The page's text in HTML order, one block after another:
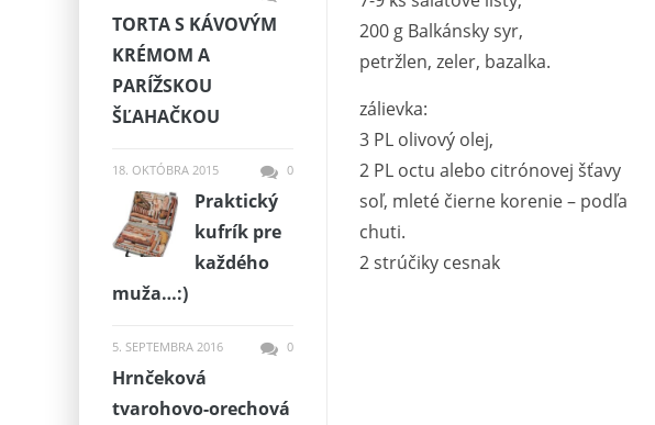
200 g Balkánsky syr,
petržlen, zeler, bazalka.
zálievka:
3 PL olivový olej,
2 PL octu alebo citrónovej šťavy
soľ, mleté ​​čierne korenie – podľa
chuti.
2 strúčiky cesnak
TORTA S KÁVOVÝM
KRÉMOM A
PARÍŽSKOU
ŠĽAHAČKOU
18. OKTÓBRA 2015 0
Praktický
kufrík pre
každého
muža…:)
5. SEPTEMBRA 2016 0
Hrnčeková
tvarohovo-orechová